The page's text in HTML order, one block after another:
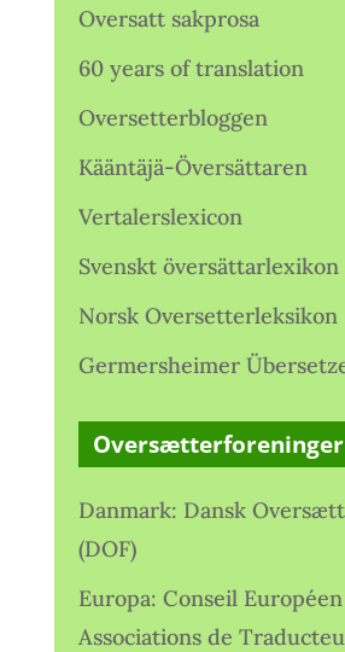
Oversatt sakprosa
60 years of translation
Oversetterbloggen
Kääntäjä-Översättaren
Vertalerslexicon
Svenskt översättarlexikon
Norsk Oversetterleksikon
Germersheimer
Danmark: Dansk
(DOF)
Europa: Conseil
Associations de